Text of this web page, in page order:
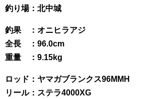
釣り場：北中城
釣果 ：オニヒラアジ
全長 ：96.0cm
重量 ：9.15kg
ロッド：ヤマガブランクス96MMH
リール：ステラ4000XG